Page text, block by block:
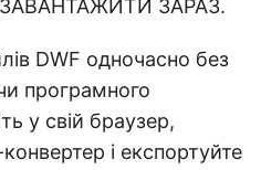
ЗАВАНТАЖИТИ ЗАРАЗ.
DWF одночасно без
програмного
у свій браузер,
і експортуйте